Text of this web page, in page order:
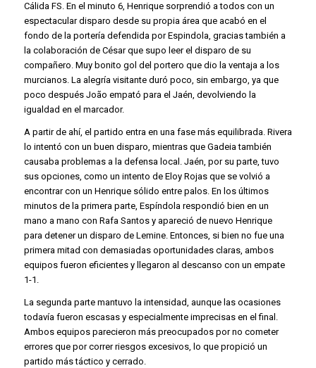
Cálida FS. En el minuto 6, Henrique sorprendió a todos con un
espectacular disparo desde su propia área que acabó en el
fondo de la portería defendida por Espindola, gracias también a
la colaboración de César que supo leer el disparo de su
compañero. Muy bonito gol del portero que dio la ventaja a los
murcianos. La alegría visitante duró poco, sin embargo, ya que
poco después João empató para el Jaén, devolviendo la
igualdad en el marcador.
A partir de ahí, el partido entra en una fase más equilibrada. Rivera
lo intentó con un buen disparo, mientras que Gadeia también
causaba problemas a la defensa local. Jaén, por su parte, tuvo
sus opciones, como un intento de Eloy Rojas que se volvió a
encontrar con un Henrique sólido entre palos. En los últimos
minutos de la primera parte, Espíndola respondió bien en un
mano a mano con Rafa Santos y apareció de nuevo Henrique
para detener un disparo de Lemine. Entonces, si bien no fue una
primera mitad con demasiadas oportunidades claras, ambos
equipos fueron eficientes y llegaron al descanso con un empate
1-1.
La segunda parte mantuvo la intensidad, aunque las ocasiones
todavía fueron escasas y especialmente imprecisas en el final.
Ambos equipos parecieron más preocupados por no cometer
errores que por correr riesgos excesivos, lo que propició un
partido más táctico y cerrado.